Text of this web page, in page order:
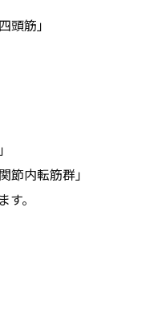
頭筋」
節内転筋群」
。